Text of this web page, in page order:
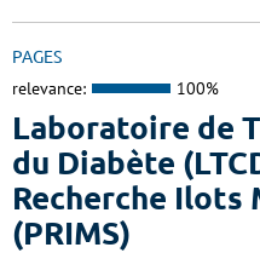
PAGES
relevance: 100%
Laboratoire de
du Diabète
Recherche Ilots
(PRIMS)